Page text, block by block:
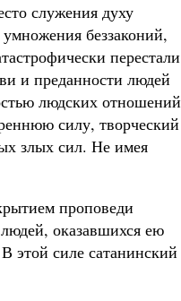
служения духу
беззаконий,
перестали
и преданности людей
людских отношений
силу, творческий
злых сил. Не имея
проповеди
оказавшихся ею
этой силе сатанинский